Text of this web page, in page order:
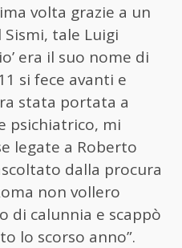
volta grazie a un
tale Luigi
era il suo nome di
si fece avanti e
stata portata a
psichiatrico, mi
legate a Roberto
dalla procura
non vollero
di calunnia e scappò
lo scorso anno”.